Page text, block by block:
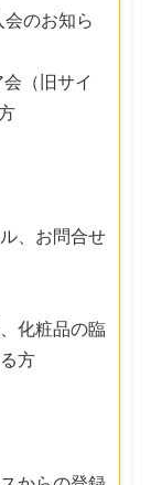
会のお知ら
（旧サイ
、お問合せ
化粧品の臨
方